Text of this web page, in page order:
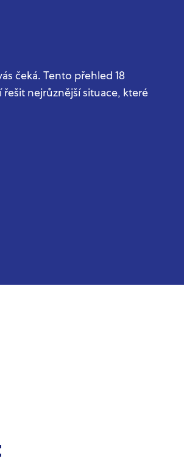
čeká. Tento přehled 18
řešit nejrůznější situace, které